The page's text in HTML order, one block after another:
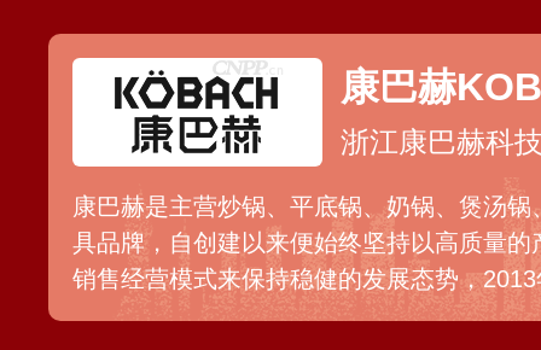
康巴赫
浙江康巴赫科
康巴赫是主营炒锅、平底锅、奶锅、煲汤
具品牌，自创建以来便始终坚持以高质量
销售经营模式来保持稳健的发展态势，
了传统不粘锅怕涂层脱落问题，颇受消费者